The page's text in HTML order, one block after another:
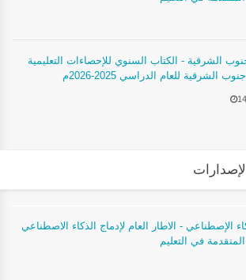
الشرقية - الكتاب السنوي للإحصاءات التعليمية
الشرقية للعام الدراسي 2025-2026م
الإصدارات
الإصطناعي - الاطار العام لإدماج الذكاء الاصطناعي
في التعليم